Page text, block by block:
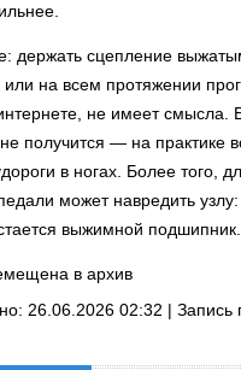
держать сцепление
или на всем протяжении
не имеет смысла.
получится — на практике
в ногах. Более того,
может навредить
выжимной подшипник.
в архив
26.06.2026 02:32 | Запись